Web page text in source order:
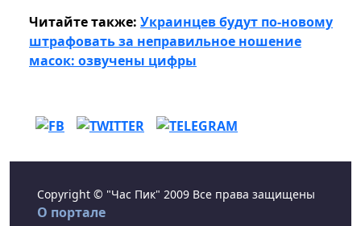
Читайте также: Украинцев будут по-новому
штрафовать за неправильное ношение
масок: озвучены цифры
Copyright © "Час Пик" 2009 Все права защищены
О портале